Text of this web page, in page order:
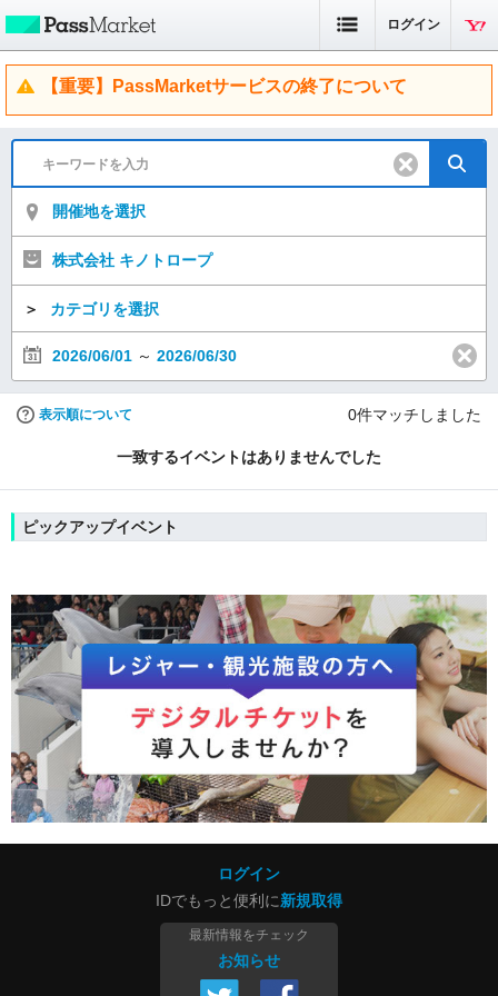
ログイン
【重要】PassMarketサービスの終了について
開催地を選択
株式会社 キノトロープ
＞ カテゴリを選択
2026/06/01 ～ 2026/06/30
表示順について 0件マッチしました
一致するイベントはありませんでした
ピックアップイベント
ログイン
IDでもっと便利に新規取得
最新情報をチェック
お知らせ